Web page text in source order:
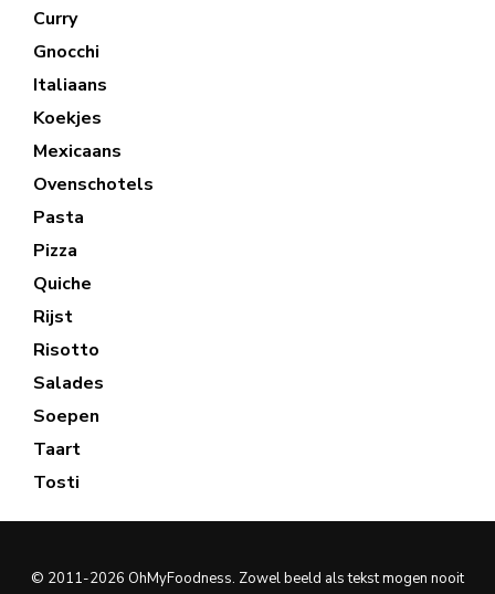
Curry
Gnocchi
Italiaans
Koekjes
Mexicaans
Ovenschotels
Pasta
Pizza
Quiche
Rijst
Risotto
Salades
Soepen
Taart
Tosti
© 2011-2026 OhMyFoodness. Zowel beeld als tekst mogen nooit